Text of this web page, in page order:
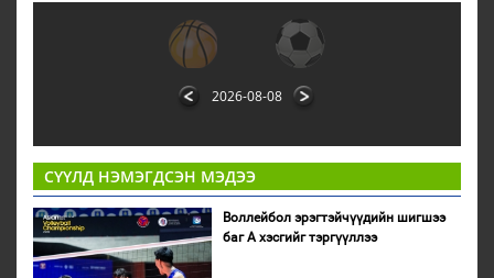
2026-08-08
СҮҮЛД НЭМЭГДСЭН МЭДЭЭ
Воллейбол эрэгтэйчүүдийн шигшээ
баг А хэсгийг тэргүүллээ